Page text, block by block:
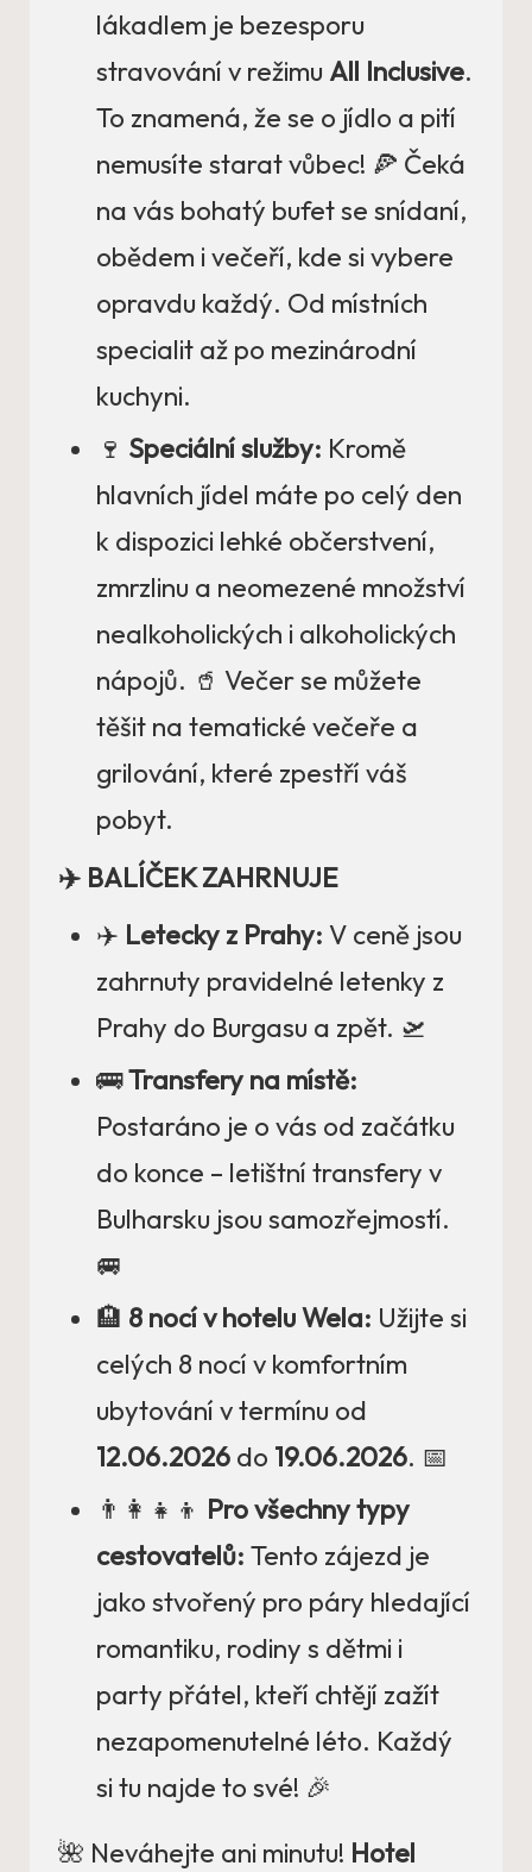
lákadlem je bezesporu
stravování v režimu All Inclusive.
To znamená, že se o jídlo a pití
nemusíte starat vůbec! 🍕 Čeká
na vás bohatý bufet se snídaní,
obědem i večeří, kde si vybere
opravdu každý. Od místních
specialit až po mezinárodní
kuchyni.
🍷 Speciální služby: Kromě
hlavních jídel máte po celý den
k dispozici lehké občerstvení,
zmrzlinu a neomezené množství
nealkoholických i alkoholických
nápojů. 🥤 Večer se můžete
těšit na tematické večeře a
grilování, které zpestří váš
pobyt.
✈️ BALÍČEK ZAHRNUJE
✈️ Letecky z Prahy: V ceně jsou
zahrnuty pravidelné letenky z
Prahy do Burgasu a zpět. 🛫
🚌Transfery na místě:
Postaráno je o vás od začátku
do konce – letištní transfery v
Bulharsku jsou samozřejmostí.
🚐
🏨 8 nocí v hotelu Wela: Užijte si
celých 8 nocí v komfortním
ubytování v termínu od
12.06.2026 do 19.06.2026. 📅
👨‍👩‍👧‍👦 Pro všechny typy
cestovatelů: Tento zájezd je
jako stvořený pro páry hledající
romantiku, rodiny s dětmi i
party přátel, kteří chtějí zažít
nezapomenutelné léto. Každý
si tu najde to své! 🎉
🌺 Neváhejte ani minutu! Hotel